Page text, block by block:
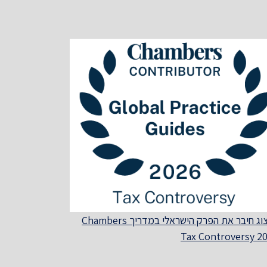
הרצוג חיבר את הפרק הישראלי במדריך Chambers
Tax Controversy